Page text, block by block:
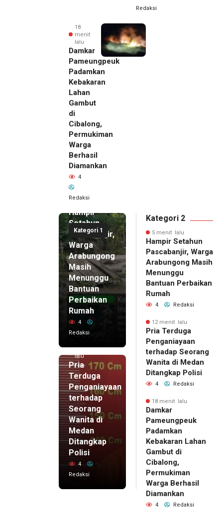
Redaksi
18
menit
lalu
Damkar
Pameungpeuk
Padamkan
Kebakaran
Lahan
Gambut
di
Cibalong,
Permukiman
Warga
Berhasil
Diamankan
4
Redaksi
Kategori 1
5 menit
Hampir
Setahun
Pascabanjir,
Warga
Arabungong
Masih
Menunggu
Bantuan
Perbaikan
Rumah
4
Redaksi
12 menit
lalu
Pria
Terduga
Penganiayaan
terhadap
Seorang
Wanita di
Medan
Ditangkap
Polisi
4
Redaksi
Kategori 2
5 menit lalu
Hampir Setahun
Pascabanjir, Warga
Arabungong Masih
Menunggu
Bantuan Perbaikan
Rumah
4 Redaksi
12 menit lalu
Pria Terduga
Penganiayaan
terhadap Seorang
Wanita di Medan
Ditangkap Polisi
4 Redaksi
18 menit lalu
Damkar
Pameungpeuk
Padamkan
Kebakaran Lahan
Gambut di
Cibalong,
Permukiman
Warga Berhasil
Diamankan
4 Redaksi